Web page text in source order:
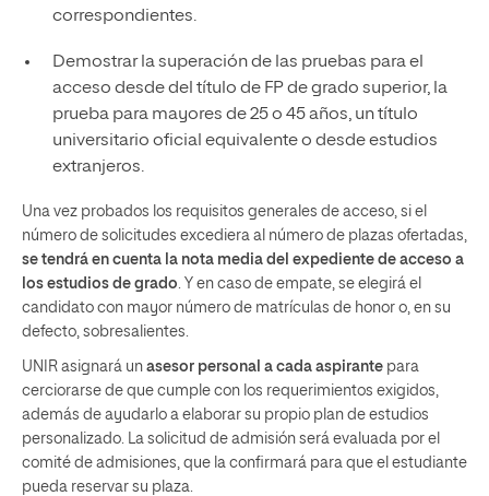
correspondientes.
Demostrar la superación de las pruebas para el
acceso desde del título de FP de grado superior, la
prueba para mayores de 25 o 45 años, un título
universitario oficial equivalente o desde estudios
extranjeros.
Una vez probados los requisitos generales de acceso, si el
número de solicitudes excediera al número de plazas ofertadas,
se tendrá en cuenta la nota media del expediente de acceso a
los estudios de grado. Y en caso de empate, se elegirá el
candidato con mayor número de matrículas de honor o, en su
defecto, sobresalientes.
UNIR asignará un asesor personal a cada aspirante para
cerciorarse de que cumple con los requerimientos exigidos,
además de ayudarlo a elaborar su propio plan de estudios
personalizado. La solicitud de admisión será evaluada por el
comité de admisiones, que la confirmará para que el estudiante
pueda reservar su plaza.